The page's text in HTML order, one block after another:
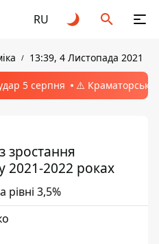
RU
13:39, 4 Листопада 2021
5 серпня ⚠️ Краматорськ,
зростання
2021-2022 роках
рівні 3,5%